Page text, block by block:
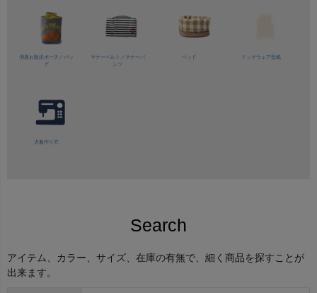
消臭お散歩ポーチ／バッ
グ
マナーベルト／ マナーパ
ンツ
ベッド ドッグウェア型紙
犬服作り方
Search
アイテム、カラー、サイズ、在庫の有無で、細く商品を探すことが
出来ます。